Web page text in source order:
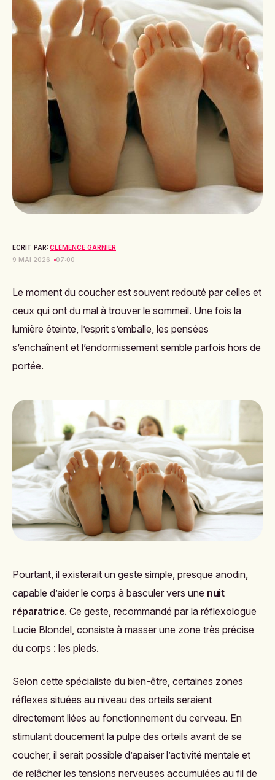
ECRIT PAR: CLÉMENCE GARNIER
9 MAI 2026
07:00
Le moment du coucher est souvent redouté par celles et
ceux qui ont du mal à trouver le sommeil. Une fois la
lumière éteinte, l’esprit s’emballe, les pensées
s’enchaînent et l’endormissement semble parfois hors de
portée.
Pourtant, il existerait un geste simple, presque anodin,
capable d’aider le corps à basculer vers une nuit
réparatrice. Ce geste, recommandé par la réflexologue
Lucie Blondel , consiste à masser une zone très précise
du corps : les pieds.
Selon cette spécialiste du bien-être, certaines zones
réflexes situées au niveau des orteils seraient
directement liées au fonctionnement du cerveau. En
stimulant doucement la pulpe des orteils avant de se
coucher, il serait possible d’apaiser l’activité mentale et
de relâcher les tensions nerveuses accumulées au fil de